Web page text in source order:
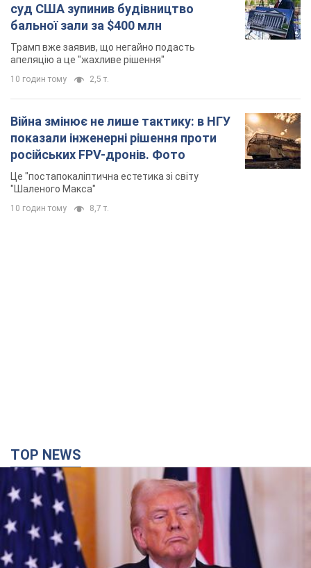
суд США зупинив будівництво
бальної зали за $400 млн
Трамп вже заявив, що негайно подасть
апеляцію а це "жахливе рішення"
10 годин тому 2,5 т.
Війна змінює не лише тактику: в НГУ
показали інженерні рішення проти
російських FPV-дронів. Фото
Це "постапокаліптична естетика зі світу
"Шаленого Макса"
10 годин тому 8,7 т.
TOP NEWS